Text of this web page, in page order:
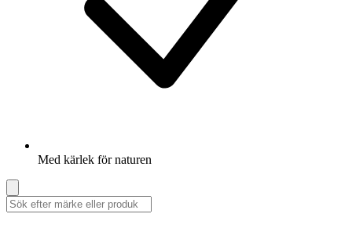
Med kärlek för naturen